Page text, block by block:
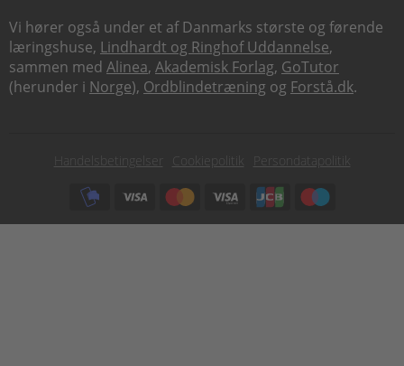
Vi hører også under et af Danmarks største og førende
læringshuse, Lindhardt og Ringhof Uddannelse,
sammen med Alinea, Akademisk Forlag, GoTutor
(herunder i Norge), Ordblindetræning og Forstå.dk.
Subfooter
Handelsbetingelser Cookiepolitik
Persondatapolitik
Subfooter
payment
options